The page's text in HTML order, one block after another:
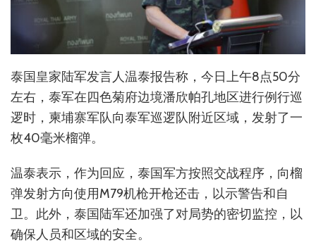
泰国皇家陆军发言人温泰报告称，今日上午8点50分
左右，泰军在四色菊府边境潘欣帕孔地区进行例行巡
逻时，柬埔寨军队向泰军巡逻队附近区域，发射了一
枚40毫米榴弹。
温泰表示，作为回应，泰国军方按照交战程序，向榴
弹发射方向使用M79机枪开枪还击，以示警告和自
卫。此外，泰国陆军还加强了对局势的密切监控，以
确保人员和区域的安全。